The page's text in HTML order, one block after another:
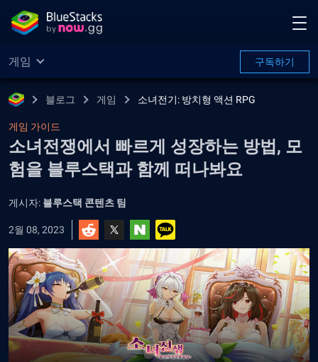
게임 구독하기
블로그 게임 소녀전기: 방치형 액션 RPG
게임 가이드
소녀전쟁에서 빠르게 성장하는 방법, 모
험을 블루스택과 함께 떠나봐요
게시자: 블루스택 콘텐츠 팀
2월 08, 2023